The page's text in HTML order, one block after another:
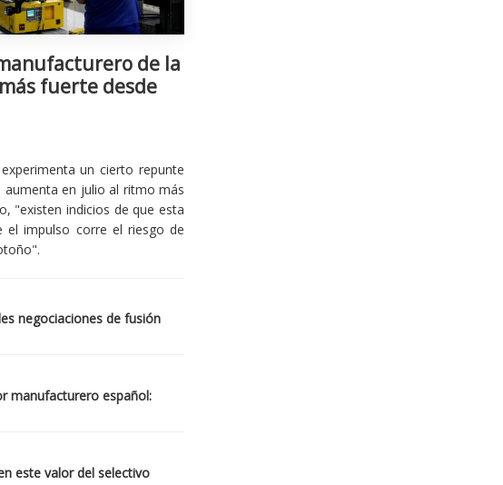
de la
fuerte desde
un cierto repunte
aumenta en julio al ritmo más
"existen indicios de que esta
el impulso corre el riesgo de
negociaciones de fusión
manufacturero español:
este valor del selectivo